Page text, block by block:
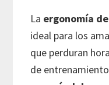
La ergonomía
ideal para los
que perduran
de